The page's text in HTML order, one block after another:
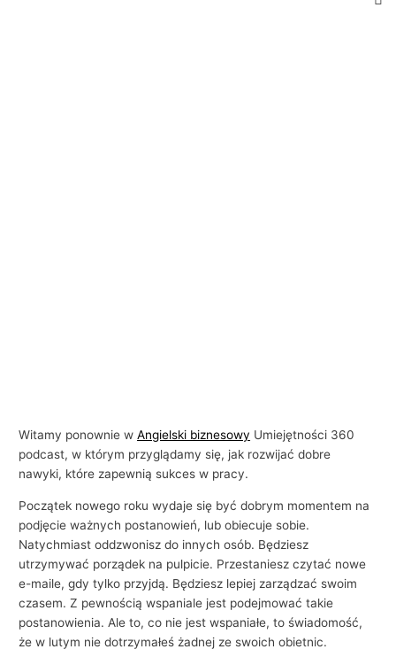
Witamy ponownie wAngielski biznesowy Umiejętności 360
podcast, w którym przyglądamy się, jak rozwijać dobre
nawyki, które zapewnią sukces w pracy.
Początek nowego roku wydaje się być dobrym momentem na
podjęcie ważnych postanowień, lub obiecuje sobie.
Natychmiast oddzwonisz do innych osób. Będziesz
utrzymywać porządek na pulpicie. Przestaniesz czytać nowe
e-maile, gdy tylko przyjdą. Będziesz lepiej zarządzać swoim
czasem. Z pewnością wspaniale jest podejmować takie
postanowienia. Ale to, co nie jest wspaniałe, to świadomość,
że w lutym nie dotrzymałeś żadnej ze swoich obietnic.